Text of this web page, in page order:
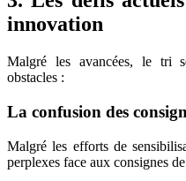
innovation
Malgré les avancées, le tri
obstacles :
La confusion des
Malgré les efforts de
perplexes face aux consignes